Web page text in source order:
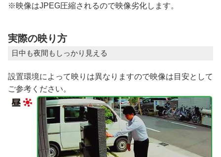
※映像はJPEG圧縮されるので映像劣化します。
実際の映り方
日中も夜間もしっかり見える
設置環境によって映りは異なりますので映像は目安として
ご参考ください。